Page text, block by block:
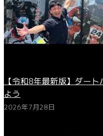
【令和8年最新版】ダー
よう
2026年7月28日